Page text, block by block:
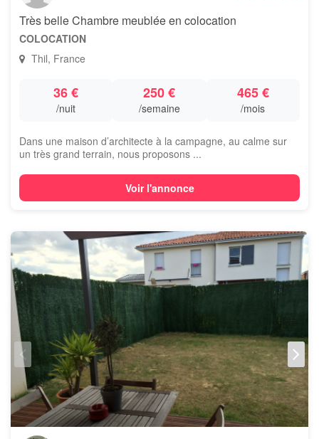
Très belle Chambre meublée en colocation
COLOCATION
Thil, France
36 €
/nuit
250 €
/semaine
465 €
/mois
Dans une maison d’architecte à la campagne, au calme sur
un très grand terrain, nous proposons ...
Voir l'annonce